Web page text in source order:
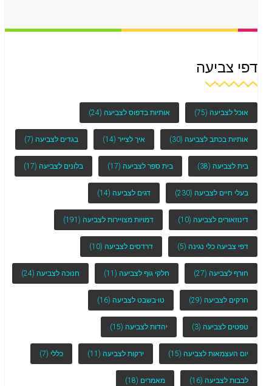
דפי צביעה
אוכל לצביעה (75) אותיות בדפוס לצביעה (24)
אותיות בכתב לצביעה (30) איך לצייר (14) בגדים לצביעה (7)
בית לצביעה (38) בית ספר לצביעה (17) בלונים לצביעה (17)
בעלי חיים לצביעה (230) דגים לצביעה (14)
דינוזאורים לצביעה (10) דמויות מצויירות לצביעה (191)
דפי צביעה כלי נגינה (5) דרדסים לצביעה (10)
חורף לצביעה (27) חלקי גוף לצביעה (11) חנוכה לצביעה (24)
חרקים לצביעה (29) טו-בשבט לצביעה (16)
טפטים לצביעה (3) יהדות לצביעה (15)
יום העצמאות לצביעה (15) ירקות לצביעה (11) כללי (7)
לבבות לצביעה (16) מאמרים (18)